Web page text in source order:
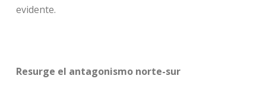
evidente.
Resurge el antagonismo norte-sur